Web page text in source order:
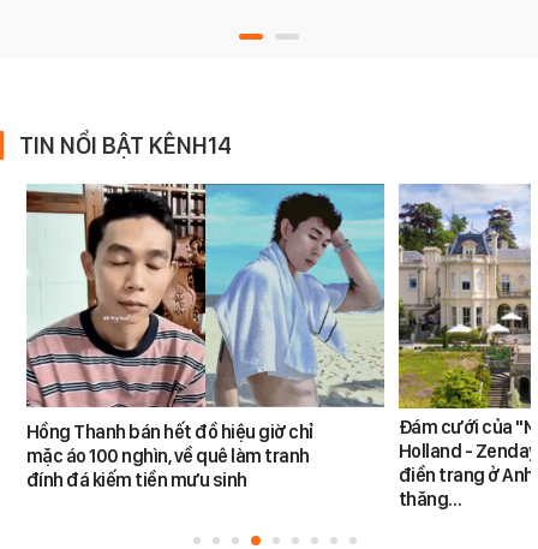
TIN NỔI BẬT KÊNH14
Hồng Thanh bán hết đồ hiệu giờ chỉ
mặc áo 100 nghìn, về quê làm tranh
đính đá kiếm tiền mưu sinh
Đám cưới của
Holland -
điền trang ở
thăng…